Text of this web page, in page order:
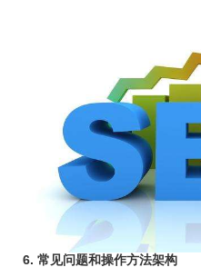
6. 常见问题和操作方法架构